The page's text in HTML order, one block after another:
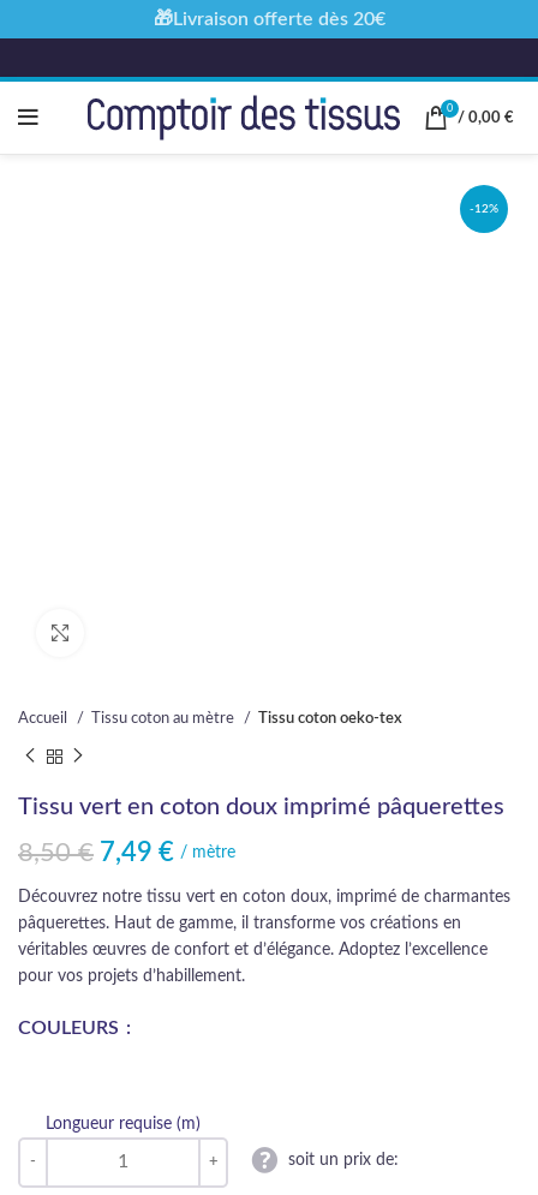
0
/ 0,00 €
-12%
Accueil Tissu coton au mètre Tissu coton oeko-tex
Tissu vert en coton doux imprimé pâquerettes
8,50€
Le prix initial était : 8,50 €.
7,49 €
Le prix actuel est : 7,49 €./ mètre
Découvrez notre tissu vert en coton doux, imprimé de charmantes
pâquerettes. Haut de gamme, il transforme vos créations en
véritables œuvres de confort et d’élégance. Adoptez l’excellence
pour vos projets d’habillement.
COULEURS
Longueur requise (m)
soit un prix de:
🎁Livraison offerte dès 20€